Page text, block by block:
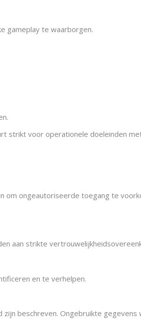
gameplay te waarborgen.
strikt voor operationele doeleinden
ongeautoriseerde toegang te
aan strikte
en te verhelpen.
beschreven. Ongebruikte